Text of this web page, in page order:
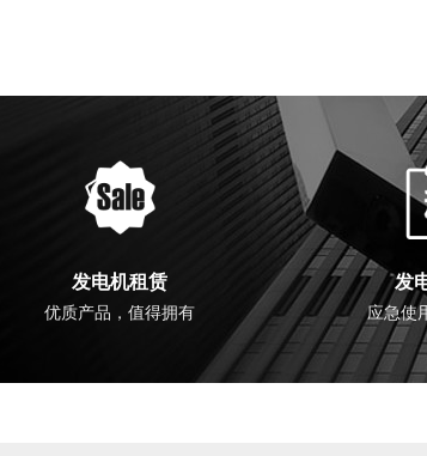
发电机租赁
优质产品，值得拥有
发
应急使